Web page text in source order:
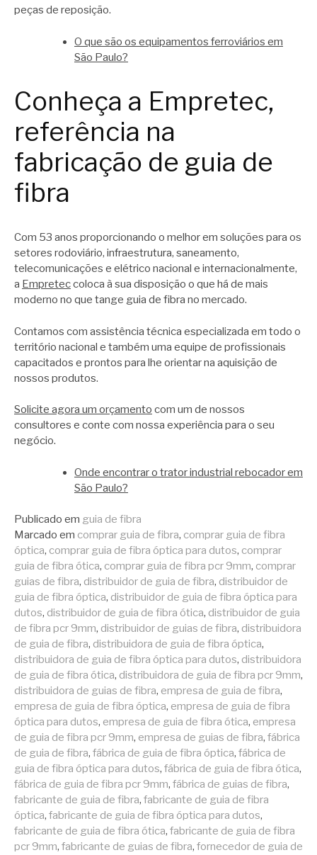
peças de reposição.
O que são os equipamentos ferroviários em
São Paulo?
Conheça a Empretec,
referência na
fabricação de guia de
fibra
Com 53 anos proporcionando o melhor em soluções para os
setores rodoviário, infraestrutura, saneamento,
telecomunicações e elétrico nacional e internacionalmente,
a Empreteccoloca à sua disposição o que há de mais
moderno no que tange guia de fibra no mercado.
Contamos com assistência técnica especializada em todo o
território nacional e também uma equipe de profissionais
capacitados e prontos para lhe orientar na aquisição de
nossos produtos.
Solicite agora um orçamento com um de nossos
consultores e conte com nossa experiência para o seu
negócio.
Onde encontrar o trator industrial rebocador em
São Paulo?
Publicado em guia de fibra
Marcado em comprar guia de fibra, comprar guia de fibra
óptica, comprar guia de fibra óptica para dutos, comprar
guia de fibra ótica, comprar guia de fibra pcr 9mm, comprar
guias de fibra, distribuidor de guia de fibra, distribuidor de
guia de fibra óptica, distribuidor de guia de fibra óptica para
dutos, distribuidor de guia de fibra ótica, distribuidor de guia
de fibra pcr 9mm, distribuidor de guias de fibra, distribuidora
de guia de fibra, distribuidora de guia de fibra óptica,
distribuidora de guia de fibra óptica para dutos, distribuidora
de guia de fibra ótica, distribuidora de guia de fibra pcr 9mm,
distribuidora de guias de fibra, empresa de guia de fibra,
empresa de guia de fibra óptica, empresa de guia de fibra
óptica para dutos, empresa de guia de fibra ótica, empresa
de guia de fibra pcr 9mm, empresa de guias de fibra, fábrica
de guia de fibra, fábrica de guia de fibra óptica, fábrica de
guia de fibra óptica para dutos, fábrica de guia de fibra ótica,
fábrica de guia de fibra pcr 9mm, fábrica de guias de fibra,
fabricante de guia de fibra, fabricante de guia de fibra
óptica, fabricante de guia de fibra óptica para dutos,
fabricante de guia de fibra ótica, fabricante de guia de fibra
pcr 9mm, fabricante de guias de fibra, fornecedor de guia de